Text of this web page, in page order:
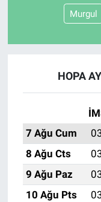
Murgul
HOPA
7 Ağu Cum
8 Ağu Cts
9 Ağu Paz
10 Ağu Pts
Koronavirüs
Kültür Sanat
Ne demişti
Nedir